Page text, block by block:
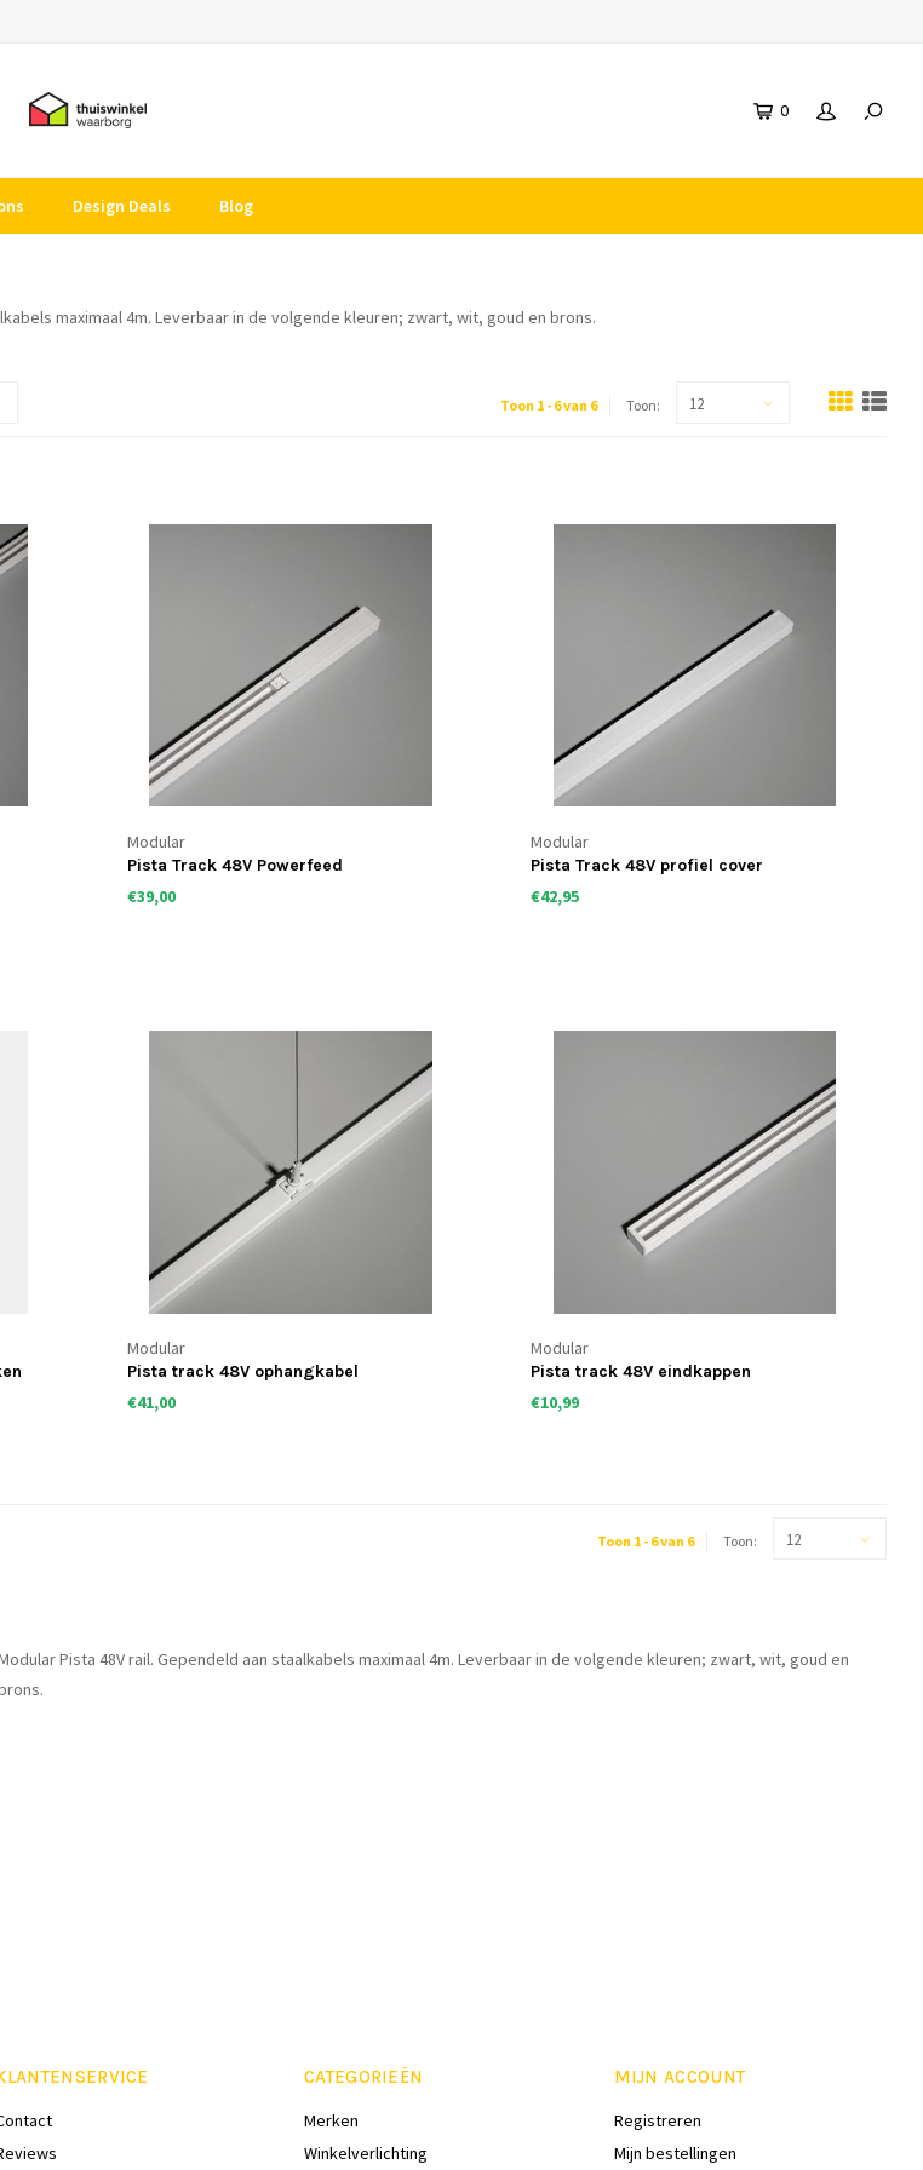
0
Design Deals Blog
maximaal 4m. Leverbaar in de volgende kleuren; zwart, wit, goud en brons.
Toon 1 - 6 van 6 Toon: 12
Modular
Pista Track 48V Powerfeed
€39,00
Modular
Pista Track 48V profiel cover
€42,95
Modular
Pista track 48V ophangkabel
€41,00
Modular
Pista track 48V eindkappen
€10,99
Toon 1 - 6 van 6 Toon: 12
Pista 48V rail. Gependeld aan staalkabels maximaal 4m. Leverbaar in de volgende kleuren; zwart, wit, goud en
CATEGORIEËN
Merken
Winkelverlichting
MIJN ACCOUNT
Registreren
Mijn bestellingen